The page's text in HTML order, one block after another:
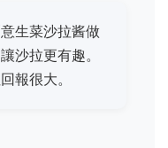
生菜沙拉酱做
沙拉更有趣。
報很大。